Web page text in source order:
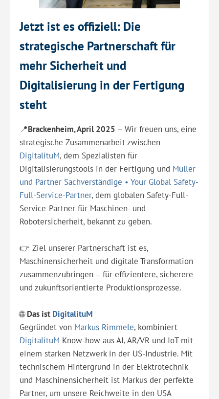
Jetzt ist es offiziell: Die
strategische Partnerschaft für
mehr Sicherheit und
Digitalisierung in der Fertigung
steht
📍Brackenheim, April 2025 – Wir freuen uns, eine
strategische Zusammenarbeit zwischen
DigitalituM, dem Spezialisten für
Digitalisierungstools in der Fertigung und Müller
und Partner Sachverständige • Your Global Safety-
Full-Service-Partner, dem globalen Safety-Full-
Service-Partner für Maschinen- und
Robotersicherheit, bekannt zu geben.
👉 Ziel unserer Partnerschaft ist es,
Maschinensicherheit und digitale Transformation
zusammenzubringen – für effizientere, sicherere
und zukunftsorientierte Produktionsprozesse.
🌐Das ist DigitalituM
Gegründet von Markus Rimmele, kombiniert
DigitalituM Know-how aus AI, AR/VR und IoT mit
einem starken Netzwerk in der US-Industrie. Mit
technischem Hintergrund in der Elektrotechnik
und Maschinensicherheit ist Markus der perfekte
Partner, um unsere Reichweite in den USA